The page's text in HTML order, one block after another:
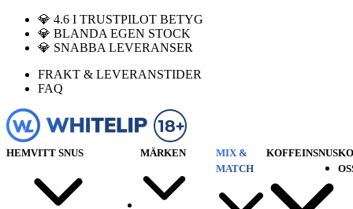
💎 4.6 I TRUSTPILOT BETYG
💎 BLANDA EGEN STOCK
💎 SNABBA LEVERANSER
FRAKT & LEVERANSTIDER
FAQ
HEMVITT SNUS MÄRKEN
MIX &
MATCH
KOFFEINSNUS